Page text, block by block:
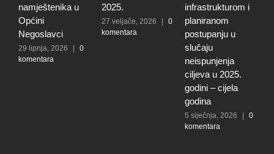
namještenika u
Općini
Negoslavci
29 lipnja, 2026
0
komentara
2025.
27 veljače, 2026
0
komentara
infrastrukturom i
planiranom
postupanju u
slučaju
neispunjenja
ciljeva u 2025.
godini – cijela
godina
5 siječnja, 2026
0
komentara